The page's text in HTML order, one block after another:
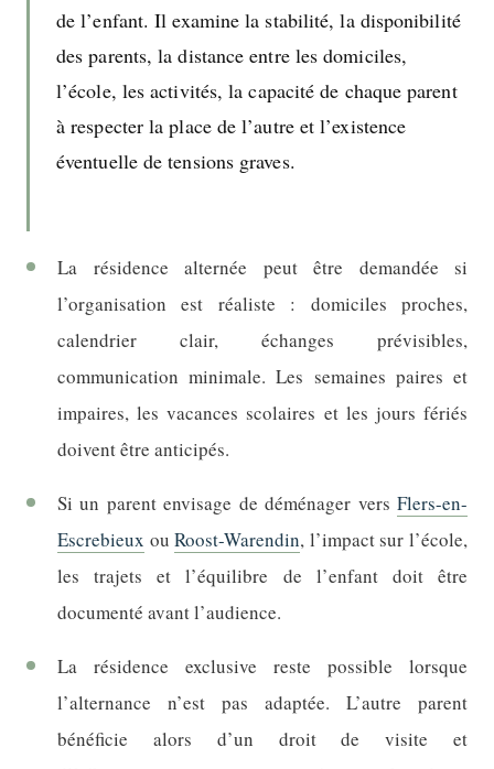
de l’enfant. Il examine la stabilité, la disponibilité
des parents, la distance entre les domiciles,
l’école, les activités, la capacité de chaque parent
à respecter la place de l’autre et l’existence
éventuelle de tensions graves.
La résidence alternée peut être demandée si
l’organisation est réaliste : domiciles proches,
calendrier clair, échanges prévisibles,
communication minimale. Les semaines paires et
impaires, les vacances scolaires et les jours fériés
doivent être anticipés.
Si un parent envisage de déménager vers Flers-en-
Escrebieux ouRoost-Warendin, l’impact sur l’école,
les trajets et l’équilibre de l’enfant doit être
documenté avant l’audience.
La résidence exclusive reste possible lorsque
l’alternance n’est pas adaptée. L’autre parent
bénéficie alors d’un droit de visite et